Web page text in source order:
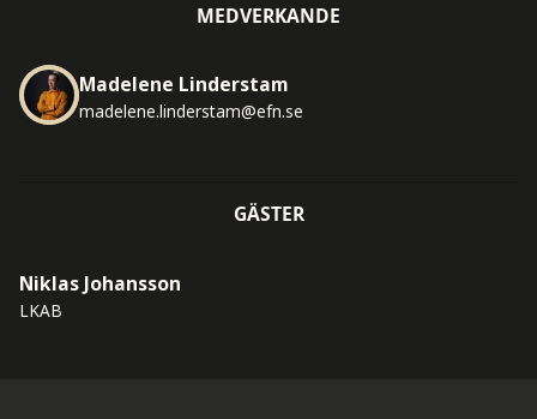
MEDVERKANDE
Madelene Linderstam
madelene.linderstam@efn.se
GÄSTER
Niklas Johansson
LKAB